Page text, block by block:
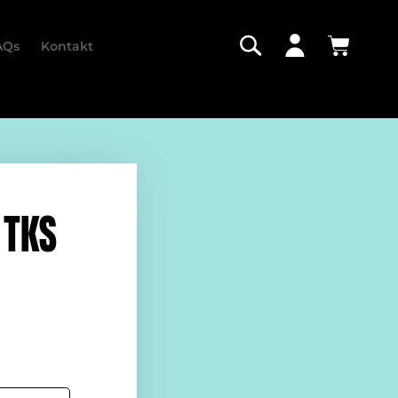
Kontakt